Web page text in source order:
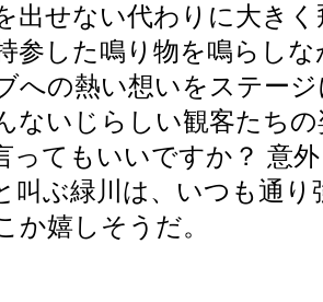
出せない代わりに大き
参した鳴り物を鳴らし
への熱い想いをステー
ないじらしい観客たち
ってもいいですか？ 意
叫ぶ緑川は、いつも通り
か嬉しそうだ。